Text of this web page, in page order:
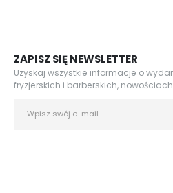
ZAPISZ SIĘ NEWSLETTER
Uzyskaj wszystkie informacje o
fryzjerskich i barberskich,